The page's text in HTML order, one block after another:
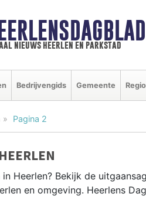
nieuws heerlen en parkstad
Bedrijvengids Gemeente
Pagina 2
Heerlen? Bekijk de
en omgeving. Heerlens